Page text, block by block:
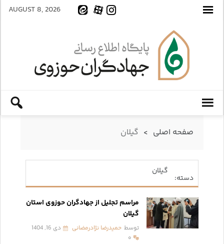
AUGUST 8, 2026
صفحه اصلی > گیلان
دسته:
گیلان
مراسم تجلیل از جهادگران حوزوی استان
گیلان
توسط حمیدرضا نژادرمضانی
دی 16, 1404
۰